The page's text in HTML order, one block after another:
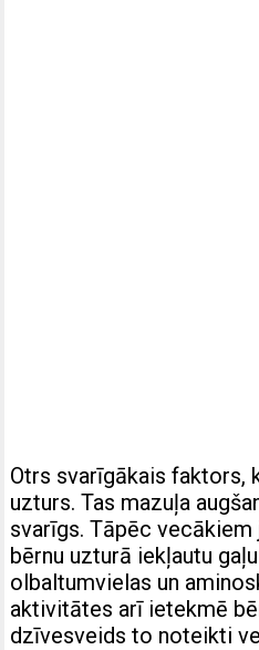
Otrs svarīgākais faktors,
uzturs. Tas mazuļa
svarīgs. Tāpēc
bērnu uzturā iekļautu
olbaltumvielas un
aktivitātes arī ietekmē
dzīvesveids to noteikti